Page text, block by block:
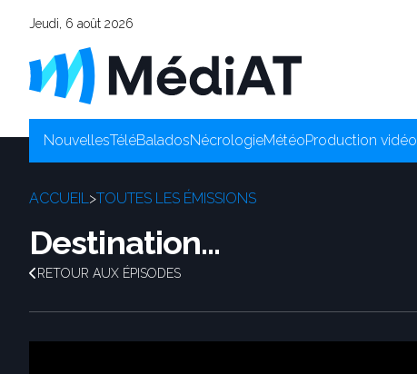
Jeudi, 6 août 2026
NouvellesTéléBaladosNécrologieMétéoProduction vidéo
ACCUEIL>TOUTES LES ÉMISSIONS
Destination...
RETOUR AUX ÉPISODES